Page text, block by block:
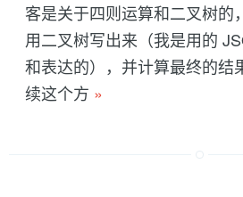
客是关于四则运算和二叉树的
用二叉树写出来（我是用的
和表达的），并计算最终的结
续这个方 »